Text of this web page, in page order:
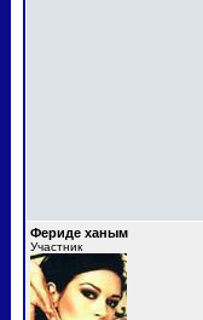
Фериде ханым
Участник